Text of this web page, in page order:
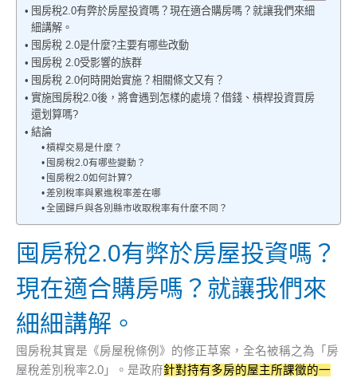
囤房稅2.0有弊於房屋投資嗎？現在適合購房嗎？就讓我們來細
細講解。
囤房稅 2.0是什麼?主要有哪些改動
囤房稅 2.0受影響的族群
囤房稅 2.0何時開始實施？相關條文又有？
實施囤房稅2.0後，將會遇到怎樣的處境？借錢、槓桿投資買房
還划算嗎?
結論
槓桿交易是什麼？
囤房稅2.0有哪些變動？
囤房稅2.0如何計算?
差別稅率與累進稅率差在哪
全國歸戶與各別縣市收取稅率有什麼不同？
囤房稅2.0有弊於房屋投資嗎？
現在適合購房嗎？就讓我們來
細細講解。
囤房稅其實是《房屋稅條例》的修正草案，全名被稱之為「房
屋稅差別稅率2.0」。是政府針對持有多房的屋主所課徵的一